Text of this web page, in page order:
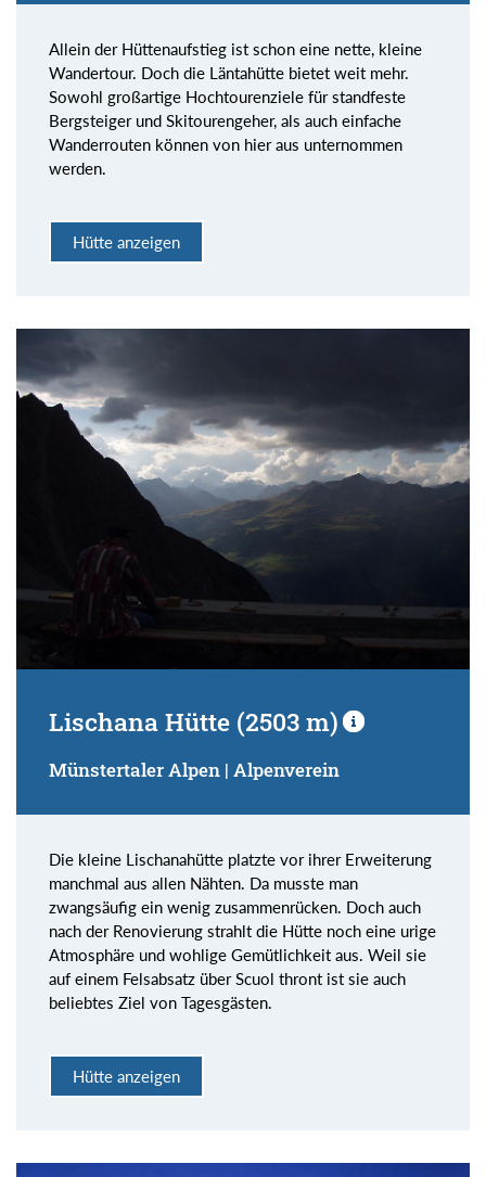
Allein der Hüttenaufstieg ist schon eine nette, kleine
Wandertour. Doch die Läntahütte bietet weit mehr.
Sowohl großartige Hochtourenziele für standfeste
Bergsteiger und Skitourengeher, als auch einfache
Wanderrouten können von hier aus unternommen
werden.
Hütte anzeigen
Lischana Hütte (2503 m)
Münstertaler Alpen | Alpenverein
Die kleine Lischanahütte platzte vor ihrer Erweiterung
manchmal aus allen Nähten. Da musste man
zwangsäufig ein wenig zusammenrücken. Doch auch
nach der Renovierung strahlt die Hütte noch eine urige
Atmosphäre und wohlige Gemütlichkeit aus. Weil sie
auf einem Felsabsatz über Scuol thront ist sie auch
beliebtes Ziel von Tagesgästen.
Hütte anzeigen